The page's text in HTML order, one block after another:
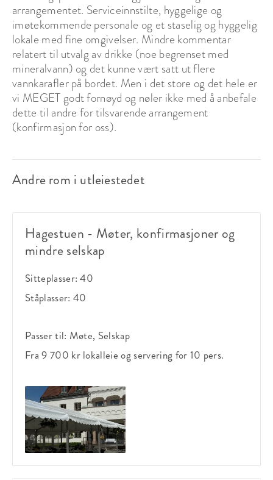
arrangementet. Serviceinnstilte, hyggelige og
imøtekommende personale og et staselig og hyggelig
lokale med fine omgivelser. Mindre kommentar
relatert til utvalg av drikke (noe begrenset med
mineralvann) og det kunne vært satt ut flere
vannkarafler på bordet. Men i det store og det hele er
vi MEGET godt fornøyd og nøler ikke med å anbefale
dette til andre for tilsvarende arrangement
(konfirmasjon for oss).
Andre rom i utleiestedet
Hagestuen - Møter, konfirmasjoner og
mindre selskap
Sitteplasser:40
Ståplasser: 40
Passer til: Møte, Selskap
Fra 9 700 kr lokalleie og servering for 10 pers.